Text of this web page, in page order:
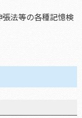
張法等の各種記憶検